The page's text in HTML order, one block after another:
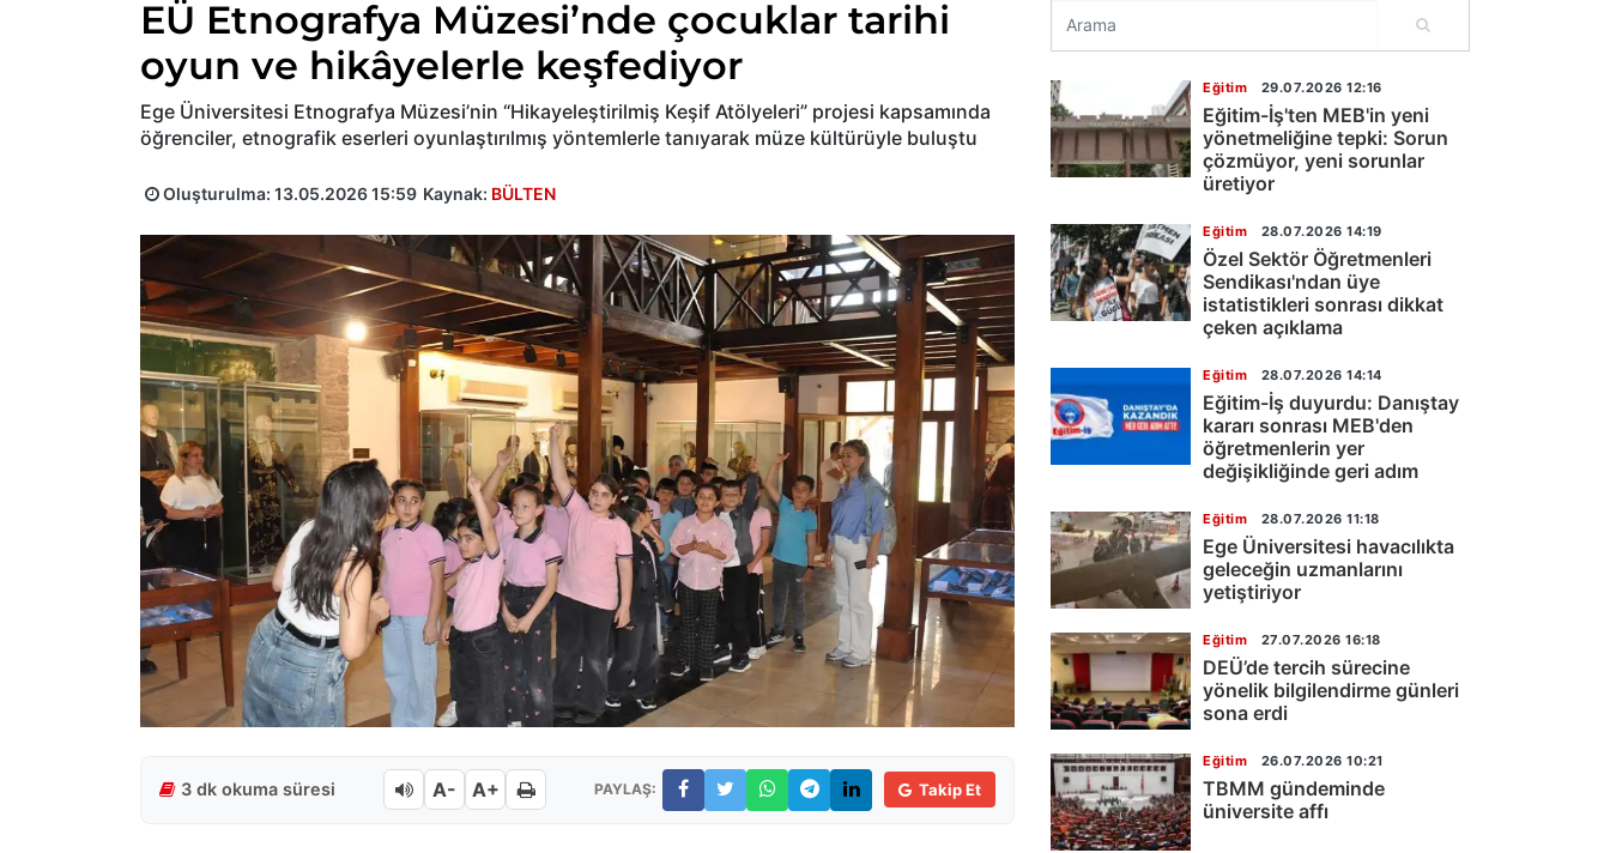
EÜ Etnografya Müzesi’nde çocuklar tarihi
oyun ve hikâyelerle keşfediyor
Ege Üniversitesi Etnografya Müzesi’nin “Hikayeleştirilmiş Keşif Atölyeleri” projesi kapsamında
öğrenciler, etnografik eserleri oyunlaştırılmış yöntemlerle tanıyarak müze kültürüyle buluştu
Oluşturulma: 13.05.2026 15:59 Kaynak: BÜLTEN
3 dk okuma süresi A- A+ PAYLAŞ: Takip Et
Eğitim 29.07.2026 12:16
Eğitim-İş'ten MEB'in yeni
yönetmeliğine tepki: Sorun
çözmüyor, yeni sorunlar
üretiyor
Eğitim 28.07.2026 14:19
Özel Sektör Öğretmenleri
Sendikası'ndan üye
istatistikleri sonrası dikkat
çeken açıklama
Eğitim 28.07.2026 14:14
Eğitim-İş duyurdu: Danıştay
kararı sonrası MEB'den
öğretmenlerin yer
değişikliğinde geri adım
Eğitim 28.07.2026 11:18
Ege Üniversitesi havacılıkta
geleceğin uzmanlarını
yetiştiriyor
Eğitim 27.07.2026 16:18
DEÜ’de tercih sürecine
yönelik bilgilendirme günleri
sona erdi
Eğitim 26.07.2026 10:21
TBMM gündeminde
üniversite affı